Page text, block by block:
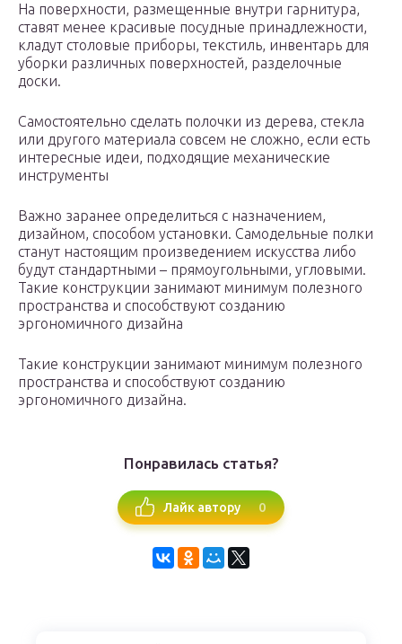
На поверхности, размещенные внутри гарнитура,
ставят менее красивые посудные принадлежности,
кладут столовые приборы, текстиль, инвентарь для
уборки различных поверхностей, разделочные
доски.
Самостоятельно сделать полочки из дерева, стекла
или другого материала совсем не сложно, если есть
интересные идеи, подходящие механические
инструменты
Важно заранее определиться с назначением,
дизайном, способом установки. Самодельные полки
станут настоящим произведением искусства либо
будут стандартными – прямоугольными, угловыми.
Такие конструкции занимают минимум полезного
пространства и способствуют созданию
эргономичного дизайна
Такие конструкции занимают минимум полезного
пространства и способствуют созданию
эргономичного дизайна.
Понравилась статья?
Лайк автору 0